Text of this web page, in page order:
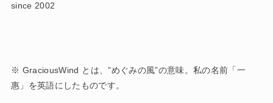
since 2002
※ GraciousWind とは、”めぐみの風”の意味。私の名前「一
惠」を英語にしたものです。